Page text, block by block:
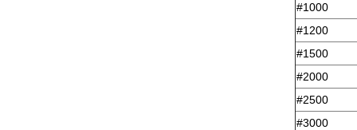
#1000
#1200
#1500
#2000
#2500
#3000